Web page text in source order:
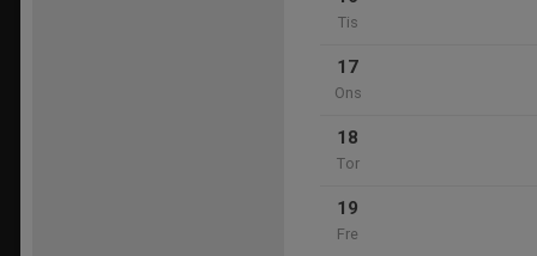
Tis
17
Ons
18
Tor
19
Fre